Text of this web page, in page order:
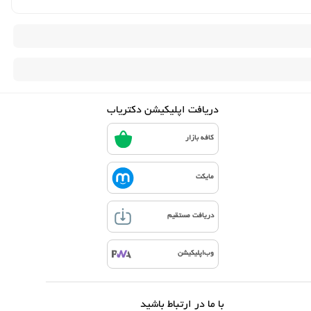
دریافت اپلیکیشن دکتریاب
کافه بازار
مایکت
دریافت مستقیم
وب‌اپلیکیشن
با ما در ارتباط باشید